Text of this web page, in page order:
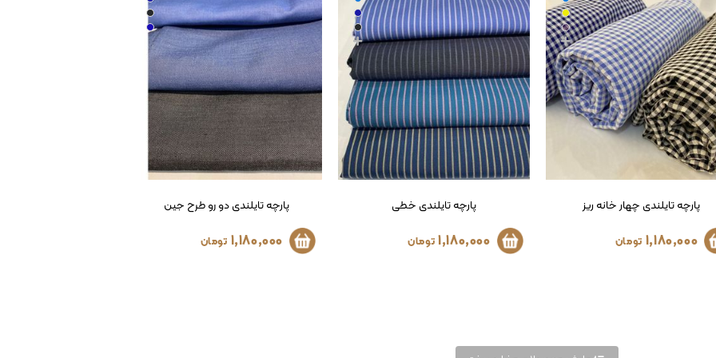
پارچه تایلندی خطی
1,180,000 تومان
پارچه تایلندی دو رو طرح جین
1,180,000تومان
پارچه لیزارد تایلندی
1,180,000 تومان